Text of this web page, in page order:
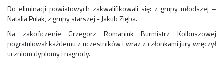
Do eliminacji powiatowych zakwalifikowali się: z grupy młodszej –
Natalia Pulak, z grupy starszej - Jakub Zięba.
Na zakończenie Grzegorz Romaniuk Burmistrz Kolbuszowej
pogratulował każdemu z uczestników i wraz z członkami jury wręczył
uczniom dyplomy i nagrody.